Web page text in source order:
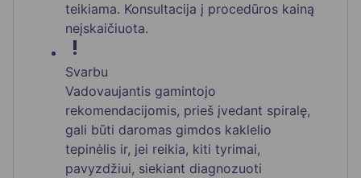
teikiama. Konsultacija į procedūros kainą
neįskaičiuota.
priority_high
Svarbu
Vadovaujantis gamintojo
rekomendacijomis, prieš įvedant spiralę,
gali būti daromas gimdos kaklelio
tepinėlis ir, jei reikia, kiti tyrimai,
pavyzdžiui, siekiant diagnozuoti